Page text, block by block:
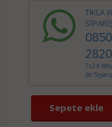
TIKLA
2820
7x24
de
Sepete ekle